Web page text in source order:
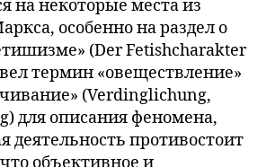
на некоторые места из
особенно на раздел о
(Der Fetishcharakter
термин «овеществление»
(Verdinglichung,
для описания феномена,
деятельность противостоит
объективное и